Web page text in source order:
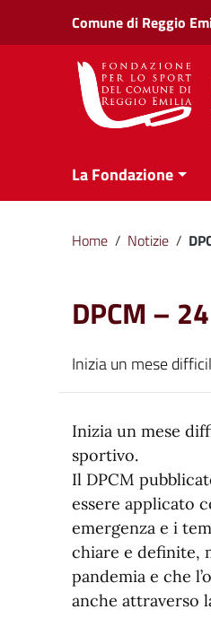
Vai ai contenuti
Vai al menu di navigazione
Vai al footer
Comune di Reggio
La Fondazione
Home / Notizie /
DPCM –
Inizia un mese
Inizia un mese
sportivo.
Il DPCM
essere applicato
emergenza e i
chiare e definite,
pandemia e che
anche attraverso